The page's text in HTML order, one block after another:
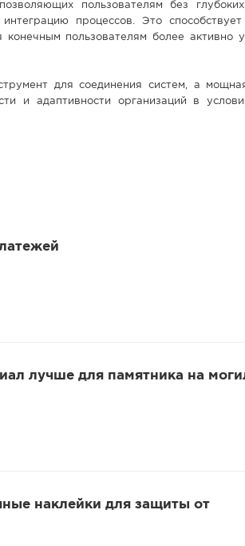
пользователям без глубоких
интеграцию процессов. Это
конечным пользователям более активно
для соединения систем, а
и адаптивности организаций в
лучше для памятника на
наклейки для защиты от